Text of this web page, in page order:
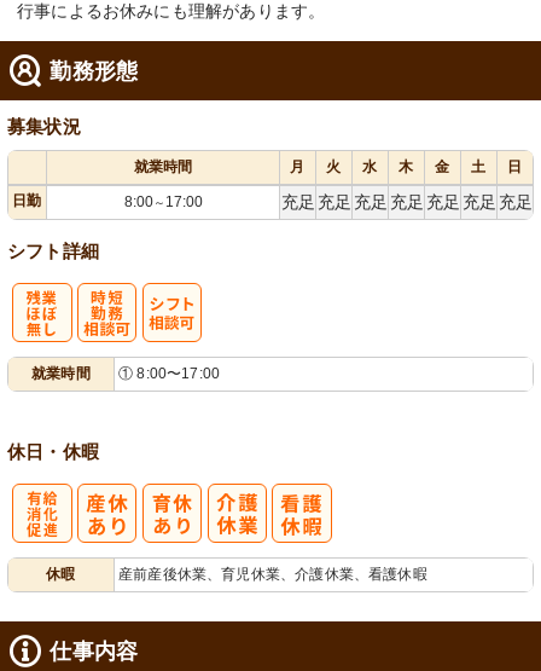
行事によるお休みにも理解があります。
勤務形態
募集状況
就業時間 月 火 水 木 金 土
日
日勤
8:00～ 17:00 充足 充足 充足 充足 充足 充足 充足
シフト詳細
就業時間 ① 8:00〜17:00
休日・休暇
休暇 産前産後休業、育児休業、介護休業、看護休暇
仕事内容